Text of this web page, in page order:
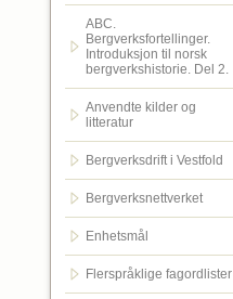
ABC.
Bergverksfortellinger.
Introduksjon til norsk
bergverkshistorie. Del 2.
Anvendte kilder og
litteratur
Bergverksdrift i Vestfold
Bergverksnettverket
Enhetsmål
Flerspråklige fagordlister